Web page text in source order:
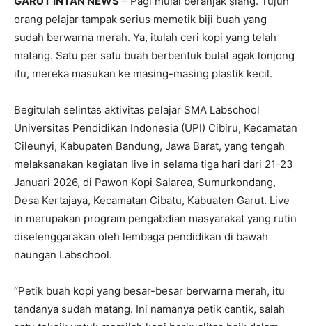
orang pelajar tampak serius memetik biji buah yang
sudah berwarna merah. Ya, itulah ceri kopi yang telah
matang. Satu per satu buah berbentuk bulat agak lonjong
itu, mereka masukan ke masing-masing plastik kecil.
Begitulah selintas aktivitas pelajar SMA Labschool
Universitas Pendidikan Indonesia (UPI) Cibiru, Kecamatan
Cileunyi, Kabupaten Bandung, Jawa Barat, yang tengah
melaksanakan kegiatan live in selama tiga hari dari 21-23
Januari 2026, di Pawon Kopi Salarea, Sumurkondang,
Desa Kertajaya, Kecamatan Cibatu, Kabuaten Garut. Live
in merupakan program pengabdian masyarakat yang rutin
diselenggarakan oleh lembaga pendidikan di bawah
naungan Labschool.
“Petik buah kopi yang besar-besar berwarna merah, itu
tandanya sudah matang. Ini namanya petik cantik, salah